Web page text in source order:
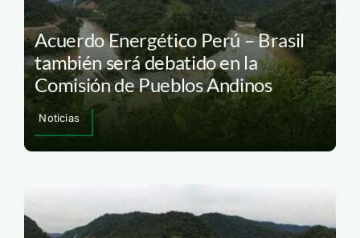
Acuerdo Energético Perú – Brasil
también será debatido en la
Comisión de Pueblos Andinos
Noticias